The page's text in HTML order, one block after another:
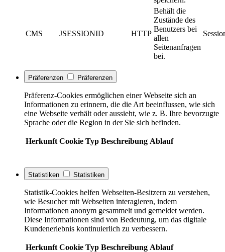
CMS JSESSIONID HTTP
Behält die
Zustände des
Benutzers bei
allen
Seitenanfragen
bei.
Präferenzen Präferenzen
Präferenz-Cookies ermöglichen einer Webseite sich an
Informationen zu erinnern, die die Art beeinflussen, wie sich
eine Webseite verhält oder aussieht, wie z. B. Ihre bevorzugte
Sprache oder die Region in der Sie sich befinden.
Herkunft Cookie Typ Beschreibung Ablauf
Statistiken Statistiken
Statistik-Cookies helfen Webseiten-Besitzern zu verstehen,
wie Besucher mit Webseiten interagieren, indem
Informationen anonym gesammelt und gemeldet werden.
Diese Informationen sind von Bedeutung, um das digitale
Kundenerlebnis kontinuierlich zu verbessern.
Herkunft Cookie Typ Beschreibung Ablauf